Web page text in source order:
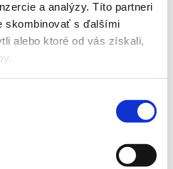
a analýzy. Títo partneri
skombinovať s ďalšími
alebo ktoré od vás získali,
kraj
kraj
Vranov nad